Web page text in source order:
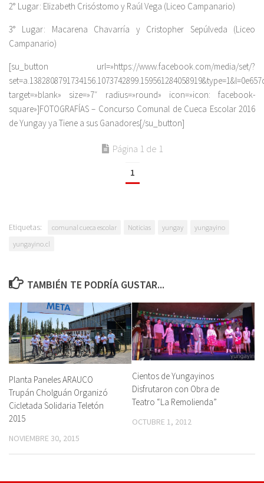
2° Lugar: Elizabeth Crisóstomo y Raúl Vega (Liceo Campanario)
3° Lugar: Macarena Chavarría y Cristopher Sepúlveda (Liceo
Campanario)
[su_button url=»https://www.facebook.com/media/set/?
target=»blank» size=»7″ radius=»round» icon=»icon: facebook-
square»]FOTOGRAFÍAS – Concurso Comunal de Cueca Escolar 2016
de Yungay ya Tiene a sus Ganadores[/su_button]
Página 1 de 1
1
Etiquetas: comunal cueca escolar Noticias yungay
yungayino
yungayino.cl
TAMBIÉN TE PODRÍA GUSTAR...
Planta Paneles ARAUCO
Trupán Cholguán Organizó
Cicletada Solidaria Teletón
2015
NOVIEMBRE 30, 2015
Cientos de Yungayinos
Disfrutaron con Obra de
Teatro “La Remolienda”
OCTUBRE 1, 2012